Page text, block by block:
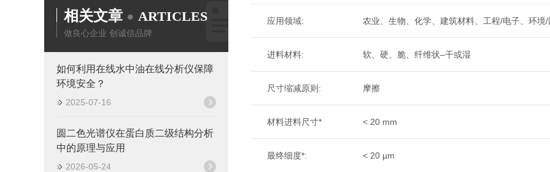
相关文章 ARTICLES
做良心企业 创诚信品牌
如何利用在线水中油在线分析仪保障
环境安全？
2025-07-16
圆二色光谱仪在蛋白质二级结构分析
中的原理与应用
2026-05-24
应用领域: 农业、生物、化学、建筑材料、工程/电子、环
进料材料: 软、硬、脆、纤维状–干或湿
尺寸缩减原则: 摩擦
材料进料尺寸* < 20 mm
最终细度*: < 20 µm